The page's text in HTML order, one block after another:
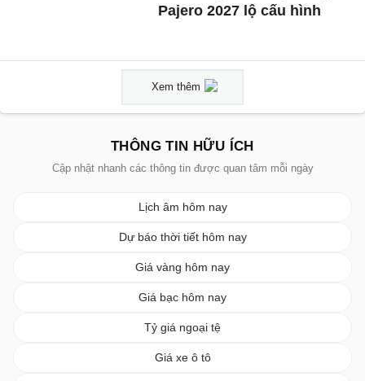
Pajero 2027 lộ cấu hình
Xem thêm
THÔNG TIN HỮU ÍCH
Cập nhật nhanh các thông tin được quan tâm mỗi ngày
Lịch âm hôm nay
Dự báo thời tiết hôm nay
Giá vàng hôm nay
Giá bạc hôm nay
Tỷ giá ngoại tệ
Giá xe ô tô